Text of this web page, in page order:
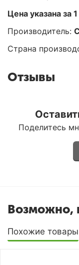
Цена указана за
Производитель:
Страна
Отзывы
Поделитесь
Возможно,
Похожие товары